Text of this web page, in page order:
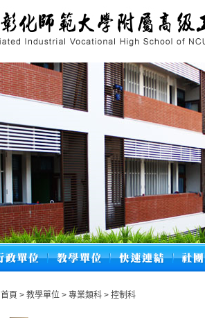
首頁 > 教學單位 > 專業類科 > 控制科